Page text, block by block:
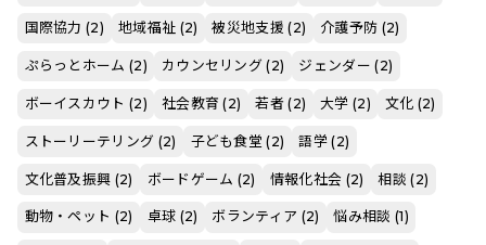
国際協力 (2) 地域福祉 (2) 被災地支援 (2) 介護予防 (2)
ぷらっとホーム (2) カウンセリング (2) ジェンダー (2)
ボーイスカウト (2) 社会教育 (2) 若者 (2) 大学 (2) 文化 (2)
ストーリーテリング (2) 子ども食堂 (2) 語学 (2)
文化普及振興 (2) ボードゲーム (2) 情報化社会 (2) 相談 (2)
動物・ペット (2) 卓球 (2) ボランティア (2) 悩み相談 (1)